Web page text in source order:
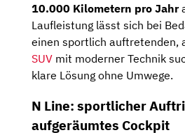
10.000 Kilometern pro Jahr
Laufleistung lässt sich bei
einen sportlich auftretenden,
SUV mit moderner Technik
klare Lösung ohne Umwege.
N Line: sportlicher
aufgeräumtes Cockpit